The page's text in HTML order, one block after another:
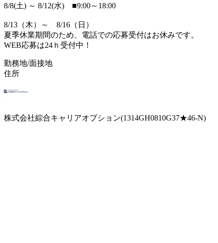
8/8(土) ～ 8/12(水) ■9:00～18:00
8/13（木）～ 8/16（日）
夏季休業期間のため、電話での応募受付はお休みです。
WEB応募は24ｈ受付中！
勤務地/面接地
住所
株式会社綜合キャリアオプション(1314GH0810G37★46-N)